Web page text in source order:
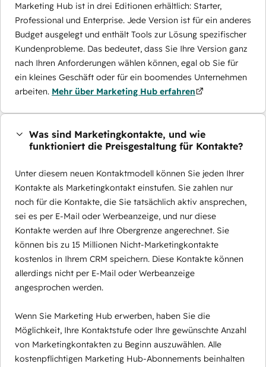
Marketing Hub ist in drei Editionen erhältlich: Starter,
Professional und Enterprise. Jede Version ist für ein anderes
Budget ausgelegt und enthält Tools zur Lösung spezifischer
Kundenprobleme. Das bedeutet, dass Sie Ihre Version ganz
nach Ihren Anforderungen wählen können, egal ob Sie für
ein kleines Geschäft oder für ein boomendes Unternehmen
arbeiten. Mehr über Marketing Hub erfahren
Was sind Marketingkontakte, und wie
funktioniert die Preisgestaltung für Kontakte?
Unter diesem neuen Kontaktmodell können Sie jeden Ihrer
Kontakte als Marketingkontakt einstufen. Sie zahlen nur
noch für die Kontakte, die Sie tatsächlich aktiv ansprechen,
sei es per E-Mail oder Werbeanzeige, und nur diese
Kontakte werden auf Ihre Obergrenze angerechnet. Sie
können bis zu 15 Millionen Nicht-Marketingkontakte
kostenlos in Ihrem CRM speichern. Diese Kontakte können
allerdings nicht per E-Mail oder Werbeanzeige
angesprochen werden.
Wenn Sie Marketing Hub erwerben, haben Sie die
Möglichkeit, Ihre Kontaktstufe oder Ihre gewünschte Anzahl
von Marketingkontakten zu Beginn auszuwählen. Alle
kostenpflichtigen Marketing Hub-Abonnements beinhalten